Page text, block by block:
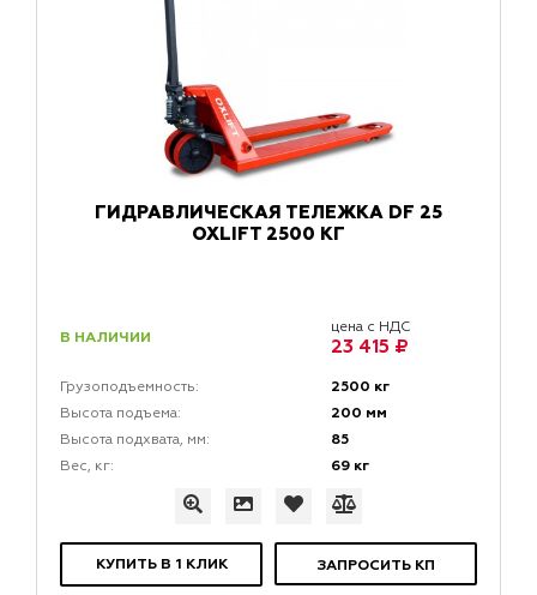
ГИДРАВЛИЧЕСКАЯ ТЕЛЕЖКА DF 25
OXLIFT 2500 КГ
В НАЛИЧИИ
цена с НДС
23 415 ₽
Грузоподъемность: 2500 кг
Высота подъема: 200 мм
Высота подхвата, мм: 85
Вес, кг: 69 кг
КУПИТЬ В 1 КЛИК ЗАПРОСИТЬ КП